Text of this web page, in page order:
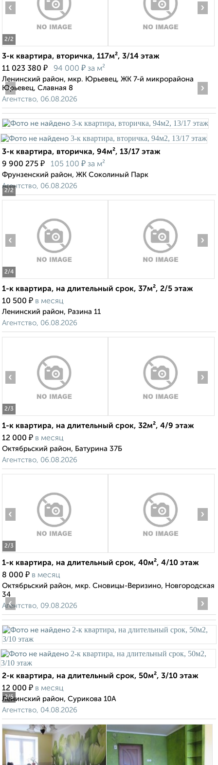
2/2
‹ ›
3-к квартира, вторичка, 117м², 3/14 этаж
11 023 380 ₽ 94 000 ₽ за м²
Ленинский район, мкр. Юрьевец, ЖК 7-й микрорайона
Юрьевец, Славная 8
Агентство, 06.08.2026
2/2
‹ ›
3-к квартира, вторичка, 94м², 13/17 этаж
9 900 275 ₽ 105 100 ₽ за м²
Фрунзенский район, ЖК Соколиный Парк
Агентство, 06.08.2026
2/4
‹ ›
1-к квартира, на длительный срок, 37м², 2/5 этаж
10 500 ₽ в месяц
Ленинский район, Разина 11
Агентство, 06.08.2026
2/3
‹ ›
1-к квартира, на длительный срок, 32м², 4/9 этаж
12 000 ₽ в месяц
Октябрьский район, Батурина 37Б
Агентство, 06.08.2026
2/3
‹ ›
1-к квартира, на длительный срок, 40м², 4/10 этаж
8 000 ₽ в месяц
Октябрьский район, мкр. Сновицы-Веризино, Новгородская
34
Агентство, 09.08.2026
2/5
‹ ›
2-к квартира, на длительный срок, 50м², 3/10 этаж
12 000 ₽ в месяц
Ленинский район, Сурикова 10А
Агентство, 04.08.2026